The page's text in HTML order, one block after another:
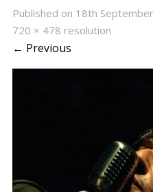
Published on 18th
720 × 478 resolution
← Previous